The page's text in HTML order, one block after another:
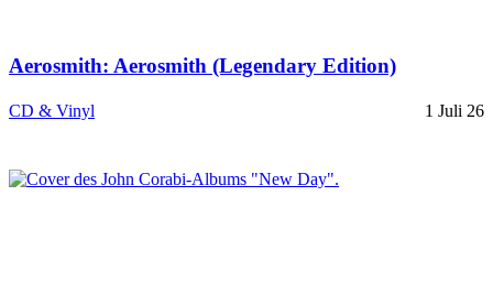
Aerosmith: Aerosmith (Legendary Edition)
CD & Vinyl 1 Juli 26